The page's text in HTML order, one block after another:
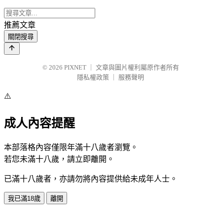
推薦文章
關閉搜尋
© 2026 PIXNET
文章與圖片權利屬原作者所有
隱私權政策
服務聲明
⚠️
成人內容提醒
本部落格內容僅限年滿十八歲者瀏覽。
若您未滿十八歲，請立即離開。
已滿十八歲者，亦請勿將內容提供給未成年人士。
我已滿18歲 離開